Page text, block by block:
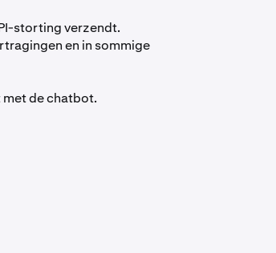
storting verzendt.
en in sommige
met de chatbot.